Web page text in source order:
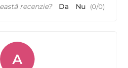
recenzie? Da Nu (0/0)
A